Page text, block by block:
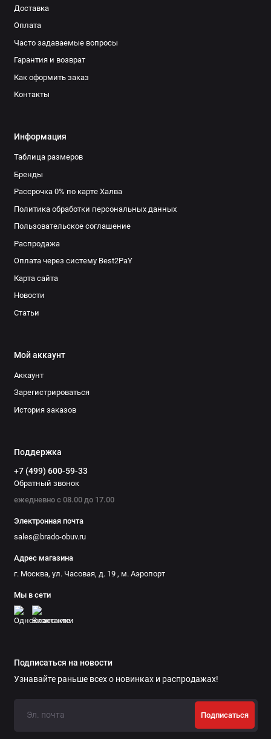
Доставка
Оплата
Часто задаваемые вопросы
Гарантия и возврат
Как оформить заказ
Контакты
Информация
Таблица размеров
Бренды
Рассрочка 0% по карте Халва
Политика обработки персональных данных
Пользовательское соглашение
Распродажа
Оплата через систему Best2PaY
Карта сайта
Новости
Статьи
Мой аккаунт
Аккаунт
Зарегистрироваться
История заказов
Поддержка
+7 (499) 600-59-33
Обратный звонок
ежедневно с 08.00 до 17.00
Электронная почта
sales@brado-obuv.ru
Адрес магазина
г. Москва, ул. Часовая, д. 19 , м. Аэропорт
Мы в сети
Подписаться на новости
Узнавайте раньше всех о новинках и распродажах!
Подписаться